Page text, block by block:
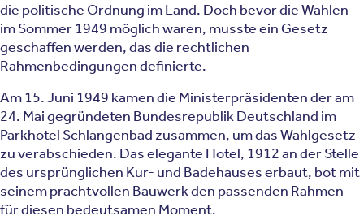
die politische Ordnung im Land. Doch bevor die Wahlen
im Sommer 1949 möglich waren, musste ein Gesetz
geschaffen werden, das die rechtlichen
Rahmenbedingungen definierte.
Am 15. Juni 1949 kamen die Ministerpräsidenten der am
24. Mai gegründeten Bundesrepublik Deutschland im
Parkhotel Schlangenbad zusammen, um das Wahlgesetz
zu verabschieden. Das elegante Hotel, 1912 an der Stelle
des ursprünglichen Kur- und Badehauses erbaut, bot mit
seinem prachtvollen Bauwerk den passenden Rahmen
für diesen bedeutsamen Moment.